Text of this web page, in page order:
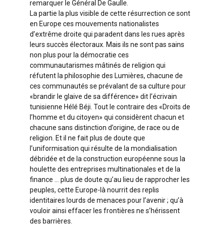
remarquer le Général De Gaulle.
La partie la plus visible de cette résurrection ce sont
en Europe ces mouvements nationalistes
d’extrême droite qui paradent dans les rues après
leurs succès électoraux. Mais ils ne sont pas sains
non plus pour la démocratie ces
communautarismes mâtinés de religion qui
réfutent la philosophie des Lumières, chacune de
ces communautés se prévalant de sa culture pour
«brandir le glaive de sa différence» dit l’écrivain
tunisienne Hélé Béji. Tout le contraire des «Droits de
l’homme et du citoyen» qui considèrent chacun et
chacune sans distinction d’origine, de race ou de
religion. Et il ne fait plus de doute que
l’uniformisation qui résulte de la mondialisation
débridée et de la construction européenne sous la
houlette des entreprises multinationales et de la
finance … plus de doute qu’au lieu de rapprocher les
peuples, cette Europe-là nourrit des replis
identitaires lourds de menaces pour l’avenir ; qu’à
vouloir ainsi effacer les frontières ne s’hérissent
des barrières.